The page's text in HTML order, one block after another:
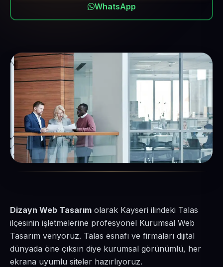
WhatsApp
Dizayn Web Tasarım olarak Kayseri ilindeki Talas
ilçesinin işletmelerine profesyonel Kurumsal Web
Tasarım veriyoruz. Talas esnafı ve firmaları dijital
dünyada öne çıksın diye kurumsal görünümlü, her
ekrana uyumlu siteler hazırlıyoruz.